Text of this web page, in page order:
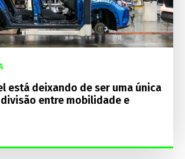
está deixando de ser uma única
entre mobilidade e